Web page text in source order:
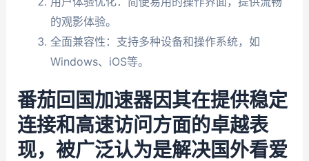
的观影体验。
全面兼容性：支持多种设备和操作系统，如
Windows、iOS等。
番茄回国加速器因其在提供稳定
连接和高速访问方面的卓越表
现，被广泛认为是解决国外看爱